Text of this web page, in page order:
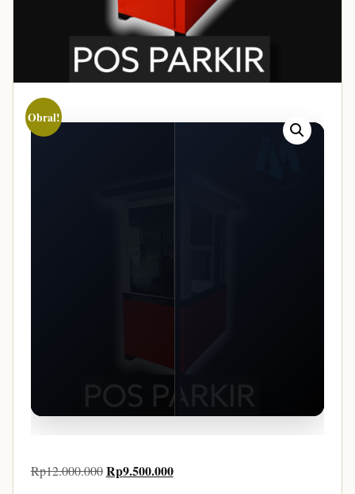
Obral!
msmparking.com
Rp12.000.000 Harga
Rp9.500.000Harga